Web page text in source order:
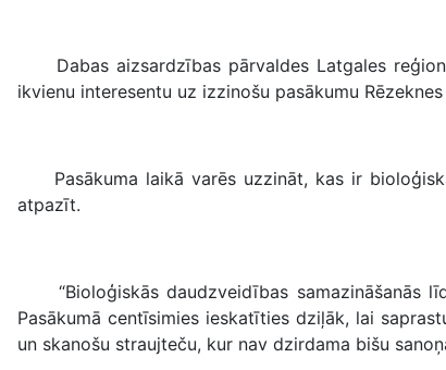
Dabas aizsardzības pārvaldes Latgales
ikvienu interesentu uz izzinošu pasākumu
Pasākuma laikā varēs uzzināt, kas ir
atpazīt.
“Bioloģiskās daudzveidības samazināšanās
Pasākumā centīsimies ieskatīties dziļāk, lai
un skanošu straujteču, kur nav dzirdama bišu